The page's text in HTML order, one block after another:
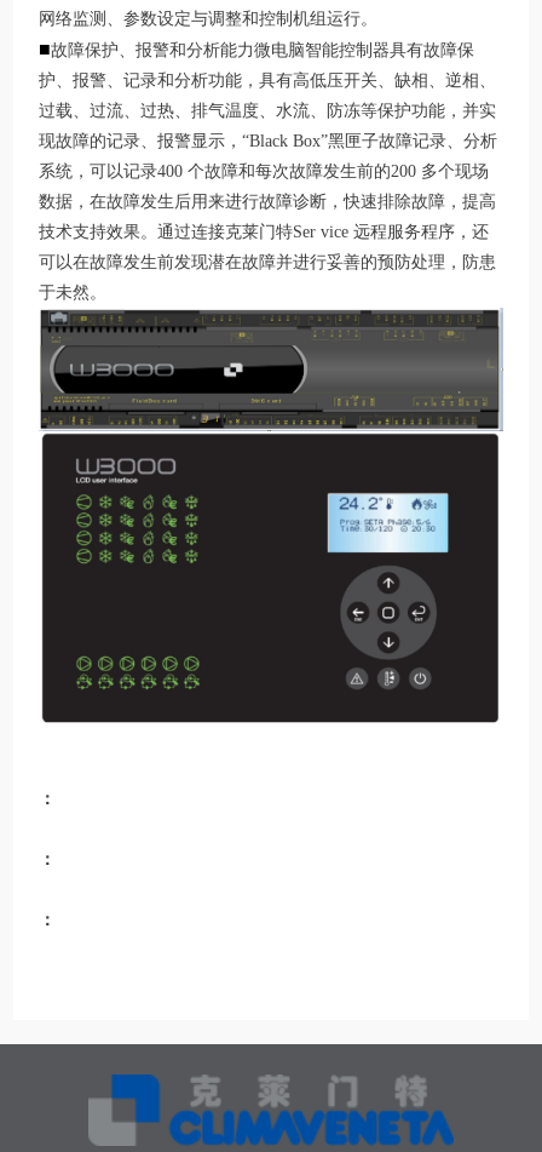
网络监测、参数设定与调整和控制机组运行。
■故障保护、报警和分析能力微电脑智能控制器具有故障保
护、报警、记录和分析功能，具有高低压开关、缺相、逆相、
过载、过流、过热、排气温度、水流、防冻等保护功能，并实
现故障的记录、报警显示，“Black Box”黑匣子故障记录、分析
系统，可以记录400 个故障和每次故障发生前的200 多个现场
数据，在故障发生后用来进行故障诊断，快速排除故障，提高
技术支持效果。通过连接克莱门特Ser vice 远程服务程序，还
可以在故障发生前发现潜在故障并进行妥善的预防处理，防患
于未然。
：
：
：